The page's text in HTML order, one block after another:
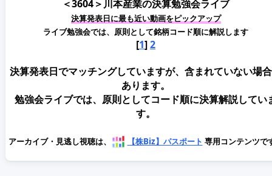
＜3604＞川本産業の決算勉強会ライブ
決算発表日に最も近い動画をピックアップ
ライブ勉強会では、原則として銘柄コード順に解説します
[1]2
決算発表日でマッチングしていますが、含まれていない場
あります。
勉強会ライブでは、原則としてコード順に決算解説してい
す。
アーカイブ・見逃し視聴は、 【株Biz】パスポート 専用コンテンツで